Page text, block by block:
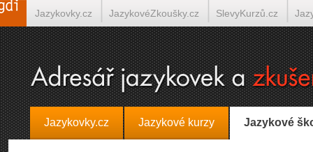
Jazykovky.cz Jazykové kurzy Jazykové
Jazykovky.cz JazykovéZkoušky.cz SlevyKurzů.cz
Španělština on-line Italština on-line Tlumočení-